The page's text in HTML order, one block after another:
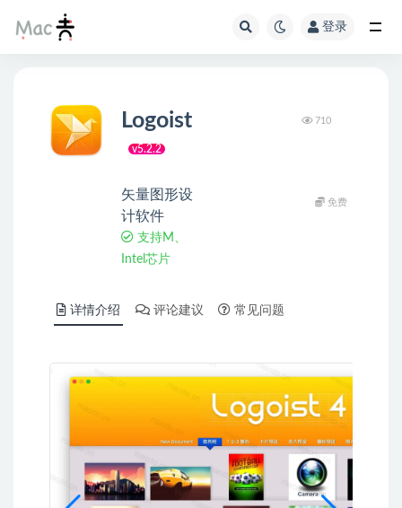
登录
Logoist
v5.2.2
矢量图形设
计软件
支持M、
Intel芯片
710
免费
详情介绍 评论建议 常见问题